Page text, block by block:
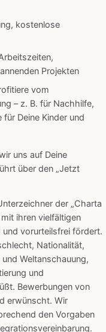
kostenlose
Projekten
vom
– z. B. für Nachhilfe,
Deine Kinder und
uns auf Deine
über den „Jetzt
der „Charta
ihren vielfältigen
vorurteilsfrei fördert.
Nationalität,
Weltanschauung,
und
Bewerbungen von
erwünscht. Wir
den Vorgaben